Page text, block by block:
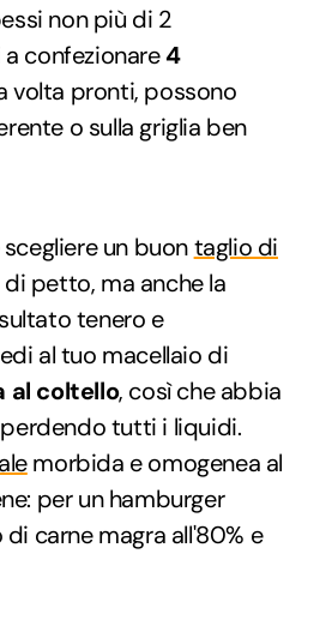
non più di 2
a confezionare4
volta pronti, possono
o sulla griglia ben
un buontaglio di
petto, ma anche la
tenero e
al tuo macellaio di
al coltello, così che abbia
tutti i liquidi.
morbida e omogenea al
per un hamburger
carne magra all'80% e